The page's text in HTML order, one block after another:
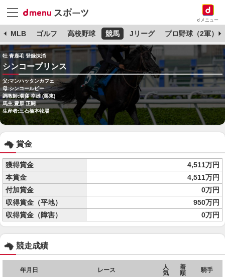
dメニュー
MLB ゴルフ 高校野球 競馬 Jリーグ プロ野球（2軍）
牡 青鹿毛 登録抹消
シンコープリンス
父:マンハッタンカフェ
母:シンコールビー
調教師:湯窪 幸雄 (栗東)
馬主:豊原 正嗣
生産者:三石橋本牧場
賞金
獲得賞金
4,511万円
本賞金
4,511万円
付加賞金
0万円
収得賞金（平地）
950万円
収得賞金（障害）
0万円
競走成績
年月日 レース
人
気
着
順
騎手